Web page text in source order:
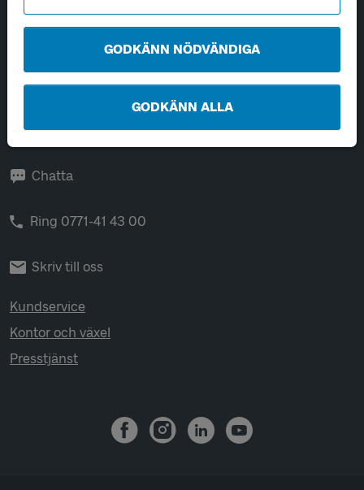
GODKÄNN NÖDVÄNDIGA
GODKÄNN ALLA
Hantering av personuppgifter
Kontakta oss
Chatta
Ring 0771-41 43 00
Skriv till oss
Kundservice
Kontor och växel
Presstjänst